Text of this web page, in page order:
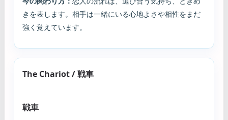
きを表します。相手は一緒にいる心地よさや相性をまだ
強く覚えています。
The Chariot / 戦車
戦車